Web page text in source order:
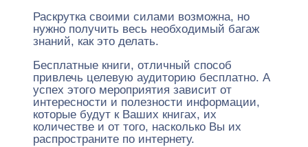
Раскрутка своими силами возможна, но
нужно получить весь необходимый багаж
знаний, как это делать.
Бесплатные книги, отличный способ
привлечь целевую аудиторию бесплатно. А
успех этого мероприятия зависит от
интересности и полезности информации,
которые будут к Ваших книгах, их
количестве и от того, насколько Вы их
распространите по интернету.